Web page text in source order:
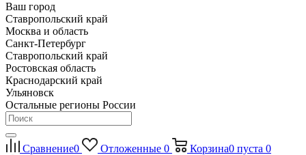
Ваш город
Ставропольский край
Москва и область
Санкт-Петербург
Ставропольский край
Ростовская область
Краснодарский край
Ульяновск
Остальные регионы России
Сравнение0 Отложенные 0 Корзина0 пуста 0